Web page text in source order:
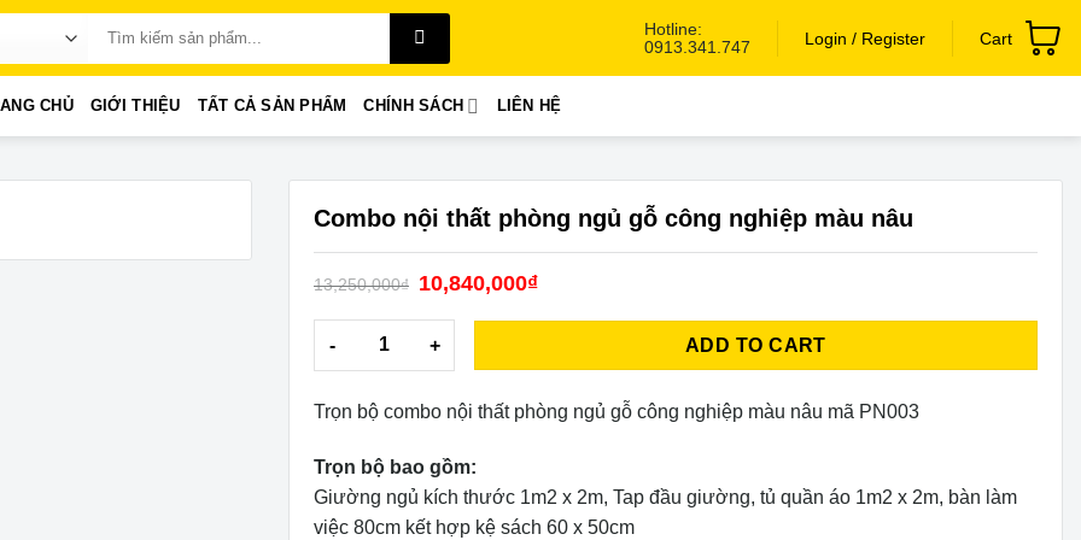
for:
Hotline:
0913.341.747
Login / Register Cart
CHỦ GIỚI THIỆU TẤT CẢ SẢN PHẨM CHÍNH SÁCH LIÊN HỆ
Combo nội thất phòng ngủ gỗ công nghiệp màu nâu
13,250,000₫ 10,840,000₫
Combo nội thất phòng ngủ gỗ công nghiệp màu nâu quantity
ADD TO CART
Trọn bộ combo nội thất phòng ngủ gỗ công nghiệp màu nâu mã PN003
Trọn bộ bao gồm:
Giường ngủ kích thước 1m2 x 2m, Tap đầu giường, tủ quần áo 1m2 x 2m, bàn làm
việc 80cm kết hợp kệ sách 60 x 50cm